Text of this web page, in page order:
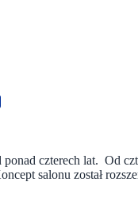
czterech lat. Od
salonu został